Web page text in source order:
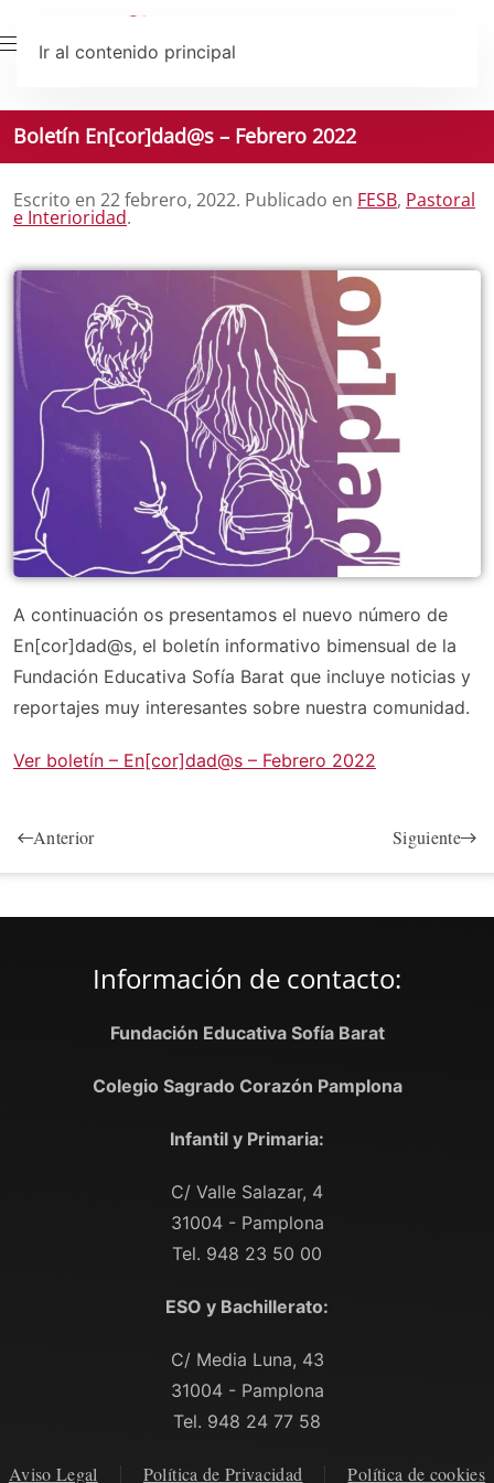
Ir al contenido principal
Boletín En[cor]dad@s – Febrero 2022
Escrito en 22 febrero, 2022. Publicado en FESB, Pastoral
e Interioridad.
A continuación os presentamos el nuevo número de
En[cor]dad@s, el boletín informativo bimensual de la
Fundación Educativa Sofía Barat que incluye noticias y
reportajes muy interesantes sobre nuestra comunidad.
Ver boletín – En[cor]dad@s – Febrero 2022
Anterior Siguiente
Información de contacto:
Fundación Educativa Sofía Barat
Colegio Sagrado Corazón Pamplona
Infantil y Primaria:
C/ Valle Salazar, 4
31004 - Pamplona
Tel. 948 23 50 00
ESO y Bachillerato:
C/ Media Luna, 43
31004 - Pamplona
Tel. 948 24 77 58
Aviso Legal Política de Privacidad Política de cookies